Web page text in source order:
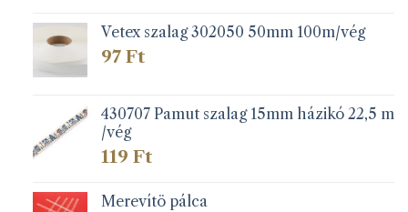
Vetex szalag 302050 50mm 100m/vég
97 Ft
430707 Pamut szalag 15mm házikó 22,5 m
/vég
119 Ft
Merevítö pálca